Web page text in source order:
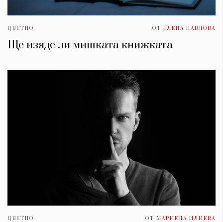
ЦВЕТНО ОТ ЕЛЕНА ПАВЛОВА
Ще изяде ли мишката книжката
ЦВЕТНО ОТ МАРИЕЛА ИЛИЕВА